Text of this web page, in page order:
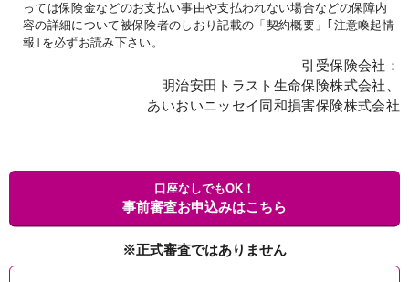
っては保険金などのお支払い事由や支払われない場合などの保障内
容の詳細について被保険者のしおり記載の「契約概要」｢注意喚起情
報｣を必ずお読み下さい。
引受保険会社：
明治安田トラスト生命保険株式会社、
あいおいニッセイ同和損害保険株式会社
口座なしでもOK！
事前審査お申込みはこちら
※正式審査ではありません